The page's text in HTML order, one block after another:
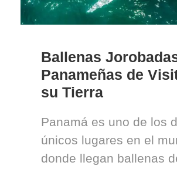
Ballenas
Panameñas de
su Tierra
Panamá es uno de los
únicos lugares en el
donde llegan ballenas